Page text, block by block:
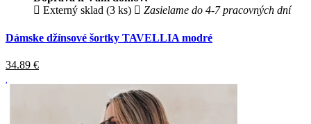
Externý sklad (3 ks)
Zasielame do 4-7 pracovných dní
Dámske džínsové šortky TAVELLIA modré
34.89 €